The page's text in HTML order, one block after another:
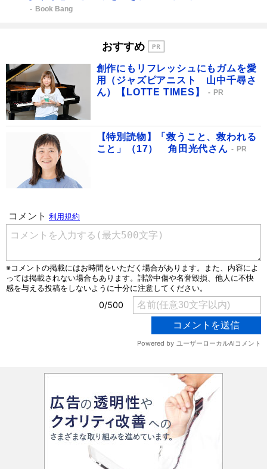
Book Bang
おすすめ
創作にもリフレッシュにもガムを愛
用（ジャズピアニスト 山中千尋さ
ん）【LOTTE TIMES】
PR
【特別読物】「救うこと、救われる
こと」（17） 角田光代さん
PR